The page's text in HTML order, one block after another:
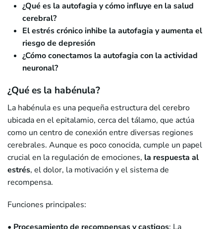
¿Qué es la autofagia y cómo influye en la salud
cerebral?
El estrés crónico inhibe la autofagia y aumenta el
riesgo de depresión
¿Cómo conectamos la autofagia con la actividad
neuronal?
¿Qué es la habénula?
La habénula es una pequeña estructura del cerebro
ubicada en el epitalamio, cerca del tálamo, que actúa
como un centro de conexión entre diversas regiones
cerebrales. Aunque es poco conocida, cumple un papel
crucial en la regulación de emociones, la respuesta al
estrés, el dolor, la motivación y el sistema de
recompensa.
Funciones principales: